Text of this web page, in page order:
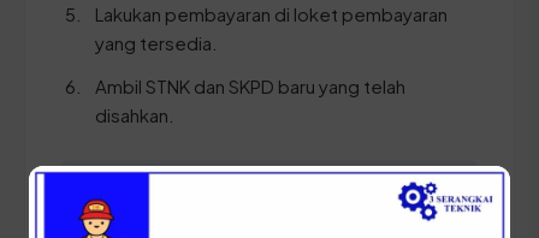
Lakukan pembayaran di loket pembayaran
yang tersedia.
Ambil STNK dan SKPD baru yang telah
disahkan.
⚠️ Pastikan Anda membawa dokumen fisik yang
asli untuk menghindari penolakan layanan oleh